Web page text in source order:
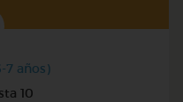
7 años)
10